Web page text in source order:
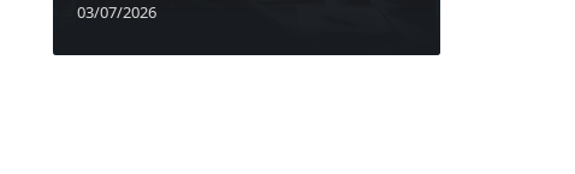
03/07/2026